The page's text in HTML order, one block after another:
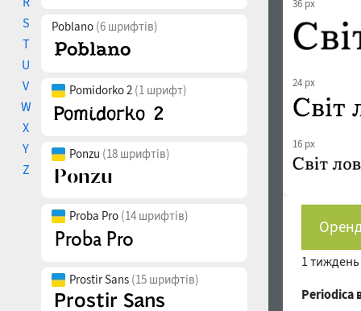
S
T
U
V
W
X
Y
Z
Poblano (6 шрифтів)
Pomidorko 2 (1 шрифт)
Ponzu (18 шрифтів)
Proba Pro (14 шрифтів)
Prostir Sans (15 шрифтів)
36 px
24 px
16 px
1